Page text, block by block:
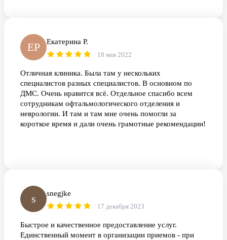
ЕР Екатерина Р.
18 мая 2022
Отличная клиника. Была там у нескольких
специалистов разных специалистов. В основном по
ДМС. Очень нравится всё. Отдельное спасибо всем
сотрудникам офтальмологического отделения и
неврологии. И там и там мне очень помогли за
короткое время и дали очень грамотные рекомендации!
s snegjke
17 декабря 2023
Быстрое и качественное предоставление услуг.
Единственный момент в организации приемов - при